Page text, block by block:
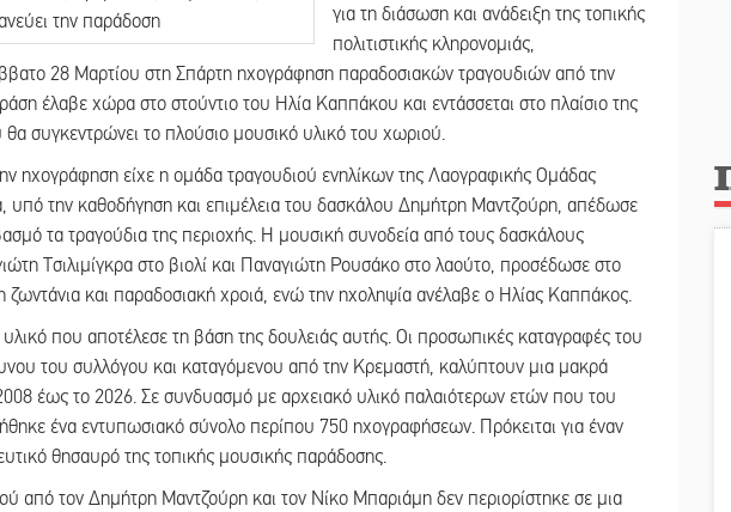
για τη διάσωση και ανάδειξη της τοπικής
πολιτιστικής κληρονομιάς,
28 Μαρτίου στη Σπάρτη ηχογράφηση παραδοσιακών τραγουδιών από την
έλαβε χώρα στο στούντιο του Ηλία Καππάκου και εντάσσεται στο πλαίσιο της
θα συγκεντρώνει το πλούσιο μουσικό υλικό του χωριού.
ηχογράφηση είχε η ομάδα τραγουδιού ενηλίκων της Λαογραφικής Ομάδας
την καθοδήγηση και επιμέλεια του δασκάλου Δημήτρη Μαντζούρη, απέδωσε
τα τραγούδια της περιοχής. Η μουσική συνοδεία από τους δασκάλους
Τσιλιμίγκρα στο βιολί και Παναγιώτη Ρουσάκο στο λαούτο, προσέδωσε στο
ζωντάνια και παραδοσιακή χροιά, ενώ την ηχοληψία ανέλαβε ο Ηλίας Καππάκος.
υλικό που αποτέλεσε τη βάση της δουλειάς αυτής. Οι προσωπικές καταγραφές του
του συλλόγου και καταγόμενου από την Κρεμαστή, καλύπτουν μια μακρά
έως το 2026. Σε συνδυασμό με αρχειακό υλικό παλαιότερων ετών που του
ένα εντυπωσιακό σύνολο περίπου 750 ηχογραφήσεων. Πρόκειται για έναν
θησαυρό της τοπικής μουσικής παράδοσης.
από τον Δημήτρη Μαντζούρη και τον Νίκο Μπαριάμη δεν περιορίστηκε σε μια